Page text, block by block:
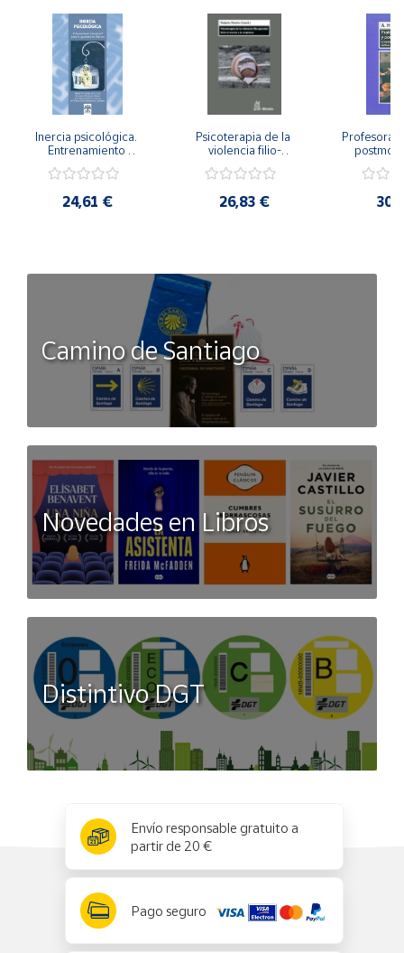
Inercia psicológica.
Entrenamiento
Igualdad de Género.
24,61 €
Psicoterapia de la
violencia filio-
secreto y la
26,83 €
Camino de Santiago
Novedades en Libros
Distintivo DGT
Envío responsable gratuito a
partir de 20 €
Pago seguro